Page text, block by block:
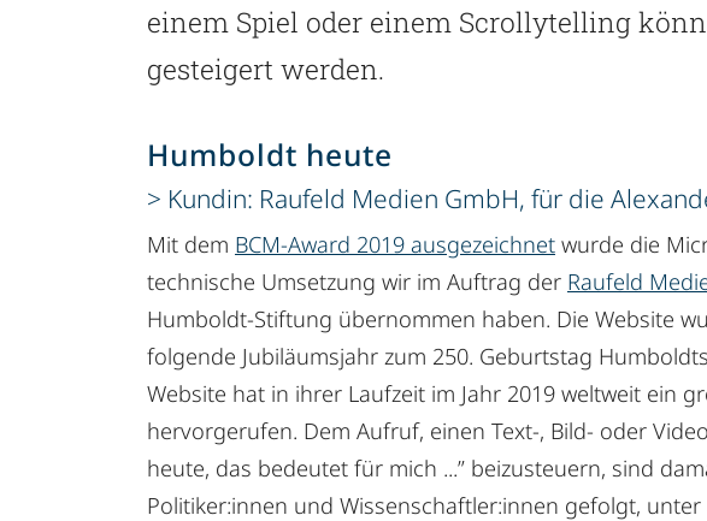
einem Spiel oder einem Scrollytelling
gesteigert werden.
Humboldt heute
Kundin: Raufeld Medien GmbH, für die
Mit dem BCM-Award 2019 ausgezeichnet wurde die
technische Umsetzung wir im Auftrag der Raufeld
Humboldt-Stiftung übernommen haben. Die Website
folgende Jubiläumsjahr zum 250. Geburtstag
Website hat in ihrer Laufzeit im Jahr 2019 weltweit ein
hervorgerufen. Dem Aufruf, einen Text-, Bild- oder
heute, das bedeutet für mich ...” beizusteuern, sind
Politiker:innen und Wissenschaftler:innen gefolgt,